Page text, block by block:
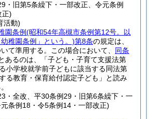
・旧第5条繰下・一部改正、令元条例
正)
活動)
園条例(昭和54年高槻市条例第12号。以
稚園条例」という。)第8条の規定は、
て準用する。
この場合において、 同条
あるのは、「子ども・子育て支援法第
小学校就学前子どもに該当する同法第
る教育・保育給付認定子ども」と読み
・全改、平30条例29・旧第6条繰下・一
条例18・令5条例14・一部改正)